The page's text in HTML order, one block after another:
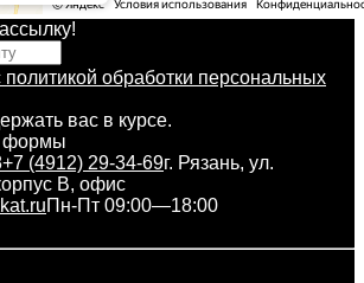
политикой обработки персональных
вас в курсе.
формы
+7 (4912) 29-34-69г. Рязань, ул.
B, офис
Пн-Пт 09:00—18:00